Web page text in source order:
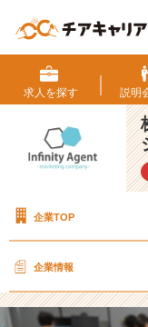
求人を探す 説明
企業TOP
企業情報